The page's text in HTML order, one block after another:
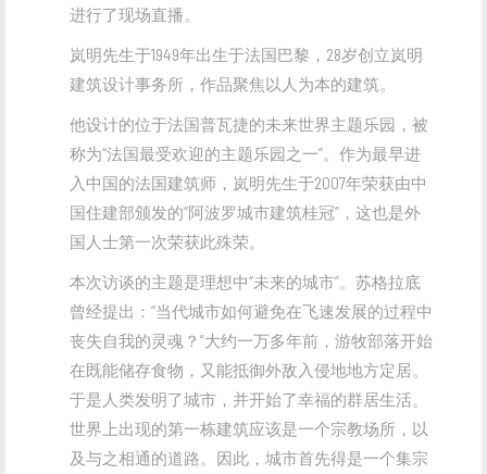
进行了现场直播。
岚明先生于1949年出生于法国巴黎，28岁创立岚明
建筑设计事务所，作品聚焦以人为本的建筑。
他设计的位于法国普瓦捷的未来世界主题乐园，被
称为“法国最受欢迎的主题乐园之一”。作为最早进
入中国的法国建筑师，岚明先生于2007年荣获由中
国住建部颁发的“阿波罗城市建筑桂冠”，这也是外
国人士第一次荣获此殊荣。
本次访谈的主题是理想中“未来的城市”。苏格拉底
曾经提出：“当代城市如何避免在飞速发展的过程中
丧失自我的灵魂？”大约一万多年前，游牧部落开始
在既能储存食物，又能抵御外敌入侵地地方定居。
于是人类发明了城市，并开始了幸福的群居生活。
世界上出现的第一栋建筑应该是一个宗教场所，以
及与之相通的道路。因此，城市首先得是一个集宗